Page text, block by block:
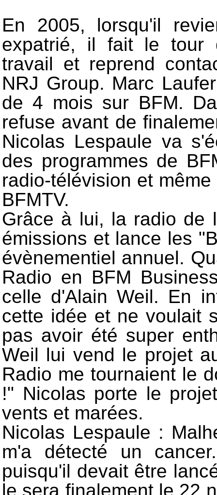
En 2005, lorsqu'il
expatrié, il fait le tour
travail et reprend
NRJ Group. Marc
de 4 mois sur BFM.
refuse avant de
Nicolas Lespaule va
des programmes de
radio-télévision et
BFMTV.
Grâce à lui, la radio de
émissions et lance les
évènementiel annuel.
Radio en BFM
celle d'Alain Weil. En
cette idée et ne voulait
pas avoir été super
Weil lui vend le projet
Radio me tournaient le
!" Nicolas porte le
vents et marées.
Nicolas Lespaule :
m'a détecté un
puisqu'il devait être
le sera finalement le 22